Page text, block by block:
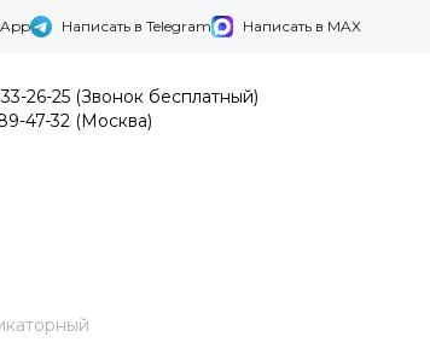
Написать в Telegram Написать в MAX
26-25 (Звонок бесплатный)
47-32 (Москва)